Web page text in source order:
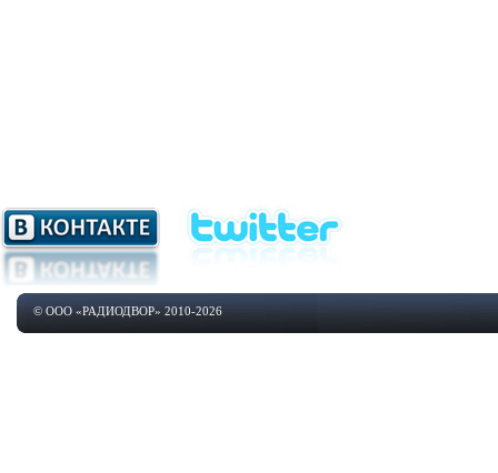
© ООО «РАДИОДВОР» 2010-2026